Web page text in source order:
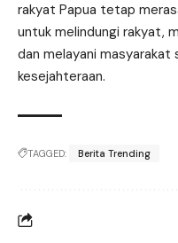
rakyat Papua tetap
untuk melindungi rakyat,
dan melayani masyarakat
kesejahteraan.
TAGGED: Berita Trending